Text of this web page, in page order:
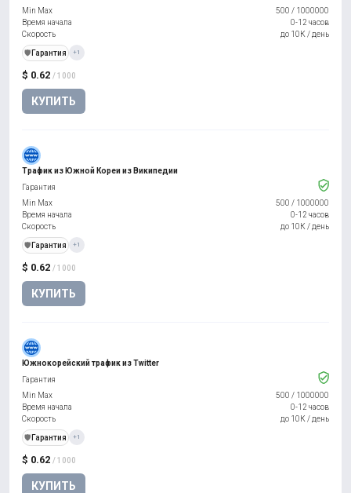
$ 0.62 / 1000
КУПИТЬ
Min Max
500 / 1000000
Время начала
0-12 часов
Скорость
до 10К / день
️🛡️ Гарантия +1
Трафик из Южной Кореи из Википедии
$ 0.62 / 1000
КУПИТЬ
Гарантия
Min Max
500 / 1000000
Время начала
0-12 часов
Скорость
до 10К / день
️🛡️ Гарантия +1
Южнокорейский трафик из Twitter
$ 0.62 / 1000
КУПИТЬ
Гарантия
Min Max
500 / 1000000
Время начала
0-12 часов
Скорость
до 10К / день
️🛡️ Гарантия +1